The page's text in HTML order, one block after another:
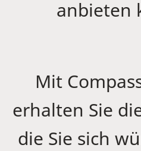
anbieten
Mit
erhalten Sie
die Sie sich